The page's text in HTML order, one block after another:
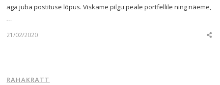
aga juba postituse lõpus. Viskame pilgu peale portfellile ning näeme,
…
21/02/2020
RAHAKRATT